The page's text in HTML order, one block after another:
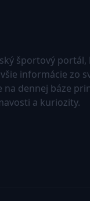
športový portál,
informácie zo
dennej báze
a kuriozity.